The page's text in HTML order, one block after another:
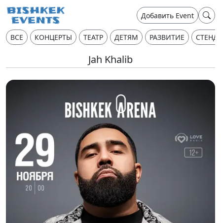
Добавить Event
ВСЕ КОНЦЕРТЫ ТЕАТР ДЕТЯМ РАЗВИТИЕ
Jah Khalib